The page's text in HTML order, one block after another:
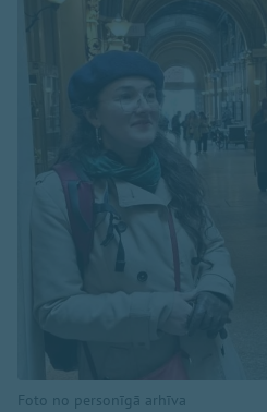
Foto no personīgā arhīva